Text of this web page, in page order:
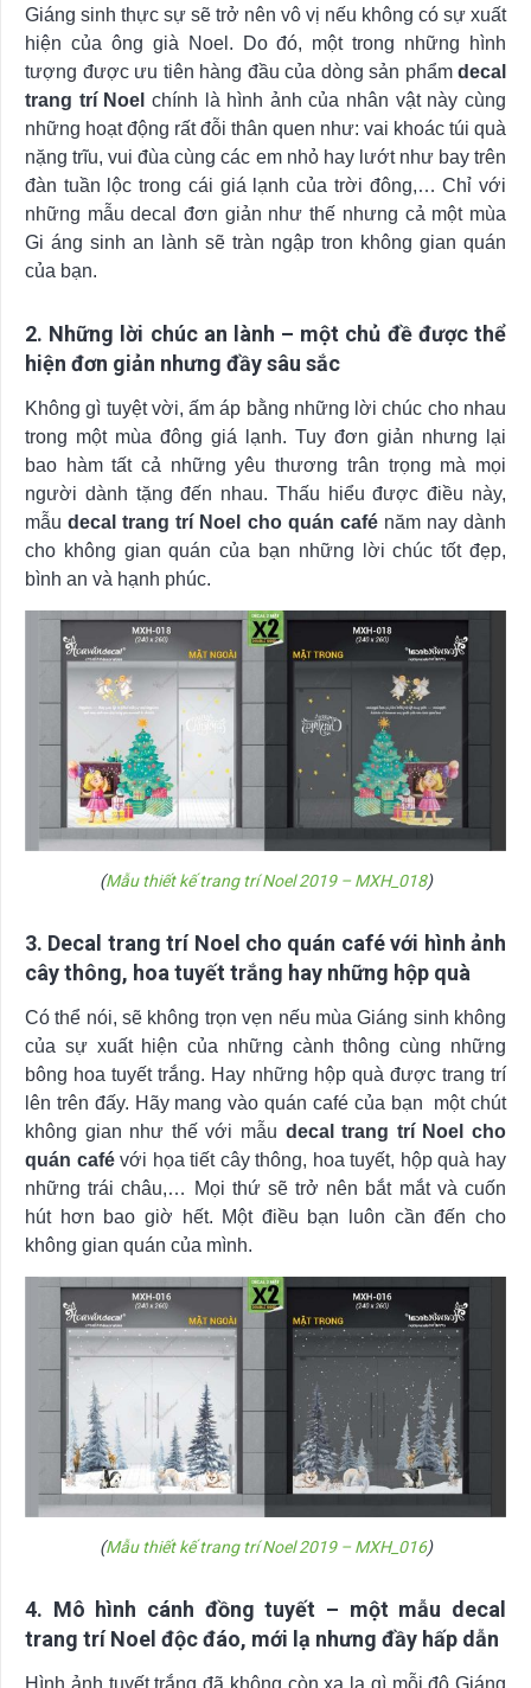
Giáng sinh thực sự sẽ trở nên vô vị nếu không có sự xuất
hiện của ông già Noel. Do đó, một trong những hình
tượng được ưu tiên hàng đầu của dòng sản phẩm decal
trang trí Noel chính là hình ảnh của nhân vật này cùng
những hoạt động rất đỗi thân quen như: vai khoác túi quà
nặng trĩu, vui đùa cùng các em nhỏ hay lướt như bay trên
đàn tuần lộc trong cái giá lạnh của trời đông,… Chỉ với
những mẫu decal đơn giản như thế nhưng cả một mùa
Gi áng sinh an lành sẽ tràn ngập tron không gian quán
của bạn.
2. Những lời chúc an lành – một chủ đề được thể
hiện đơn giản nhưng đầy sâu sắc
Không gì tuyệt vời, ấm áp bằng những lời chúc cho nhau
trong một mùa đông giá lạnh. Tuy đơn giản nhưng lại
bao hàm tất cả những yêu thương trân trọng mà mọi
người dành tặng đến nhau. Thấu hiểu được điều này,
mẫudecal trang trí Noel cho quán café năm nay dành
cho không gian quán của bạn những lời chúc tốt đẹp,
bình an và hạnh phúc.
(Mẫu thiết kế trang trí Noel 2019 – MXH_018)
3. Decal trang trí Noel cho quán café với hình ảnh
cây thông, hoa tuyết trắng hay những hộp quà
Có thể nói, sẽ không trọn vẹn nếu mùa Giáng sinh không
của sự xuất hiện của những cành thông cùng những
bông hoa tuyết trắng. Hay những hộp quà được trang trí
lên trên đấy. Hãy mang vào quán café của bạn một chút
không gian như thế với mẫu decal trang trí Noel cho
quán cafévới họa tiết cây thông, hoa tuyết, hộp quà hay
những trái châu,… Mọi thứ sẽ trở nên bắt mắt và cuốn
hút hơn bao giờ hết. Một điều bạn luôn cần đến cho
không gian quán của mình.
(Mẫu thiết kế trang trí Noel 2019 – MXH_016)
4. Mô hình cánh đồng tuyết – một mẫu decal
trang trí Noel độc đáo, mới lạ nhưng đầy hấp dẫn